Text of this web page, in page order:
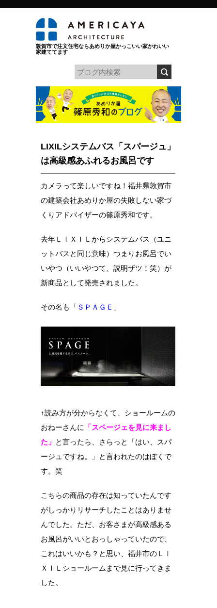
敦賀市で注文住宅ならあめりか屋かっこいい家かわいい
家建ててます
LIXILシステムバス「スパージュ」
は高級感あふれるお風呂です
カメラって楽しいですね！福井県敦賀市
の建築会社あめりか屋の失敗しない家づ
くりアドバイザーの篠原秀和です。
去年ＬＩＸＩＬからシステムバス（ユニ
ットバスと同じ意味）つまりお風呂でい
いやつ（いいやつて、説明ザツ！笑）が
新商品として発売されました。
その名も「 ＳＰＡＧＥ 」
↑読み方が分からなくて、ショールームの
おねーさんに 「スページェを見に来まし
た」 と言ったら、さらっと「はい、スパ
ージュですね。」と言われたのはぼくで
す。笑
こちらの商品の存在は知っていたんです
がしっかりリサーチしたことはありませ
んでした。ただ、お客さまが高級感ある
お風呂がいいとおっしゃっていたので、
これはいいかも？と思い、福井市のＬＩ
ＸＩＬショールームまで見に行ってきま
した。